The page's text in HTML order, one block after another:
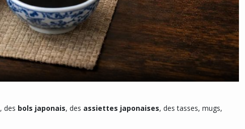
, des bols japonais, des assiettes japonaises, des tasses, mugs,